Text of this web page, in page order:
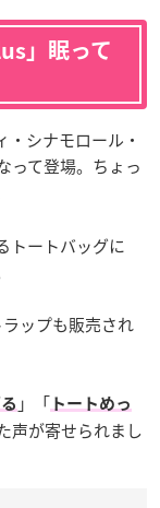
」眠って
シナモロール・
って登場。ちょっ
トートバッグに
ップも販売され
」「 トートめっ
声が寄せられまし